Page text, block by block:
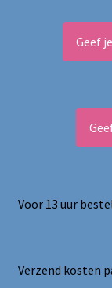
Geef
Voor 13 uur
Verzend kosten